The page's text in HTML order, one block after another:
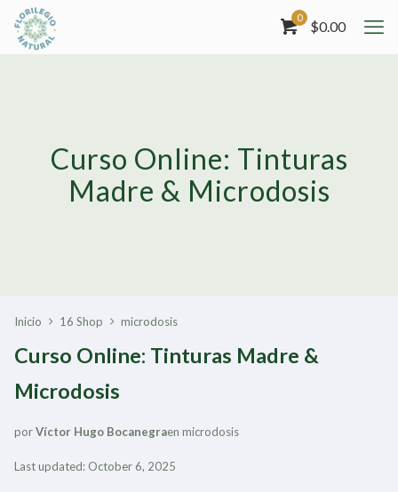
0
$0.00
Curso Online: Tinturas
Madre & Microdosis
Inicio 16 Shop microdosis
Curso Online: Tinturas Madre &
Microdosis
porVíctor Hugo Bocanegraen microdosis
Last updated: October 6, 2025